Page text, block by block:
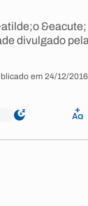
divulgado
em 24/12/